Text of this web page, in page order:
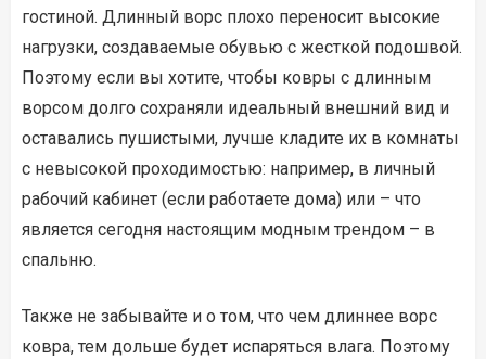
гостиной. Длинный ворс плохо переносит высокие
нагрузки, создаваемые обувью с жесткой подошвой.
Поэтому если вы хотите, чтобы ковры с длинным
ворсом долго сохраняли идеальный внешний вид и
оставались пушистыми, лучше кладите их в комнаты
с невысокой проходимостью: например, в личный
рабочий кабинет (если работаете дома) или – что
является сегодня настоящим модным трендом – в
спальню.
Также не забывайте и о том, что чем длиннее ворс
ковра, тем дольше будет испаряться влага. Поэтому